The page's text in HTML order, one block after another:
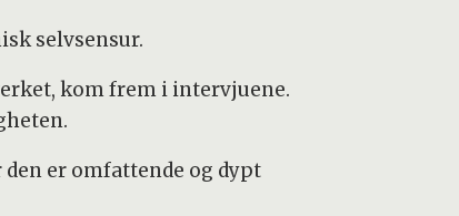
selvsensur.
kom frem i intervjuene.
er omfattende og dypt